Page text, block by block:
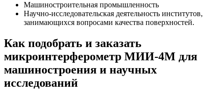
Машиностроительная промышленность
Научно-исследовательская деятельность институтов,
занимающихся вопросами качества поверхностей.
Как подобрать и заказать
микроинтерферометр МИИ-4М для
машиностроения и научных
исследований